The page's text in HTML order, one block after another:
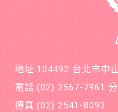
地址:104492 台北市中
電話:(02) 2567-7961
傳真:(02) 2541-8093